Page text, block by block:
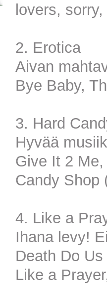
lovers,
2. Erotica
Aivan
Bye Baby,
3. Hard
Hyvää
Give It 2
Candy Shop
4. Like a
Ihana levy!
Death Do
Like a